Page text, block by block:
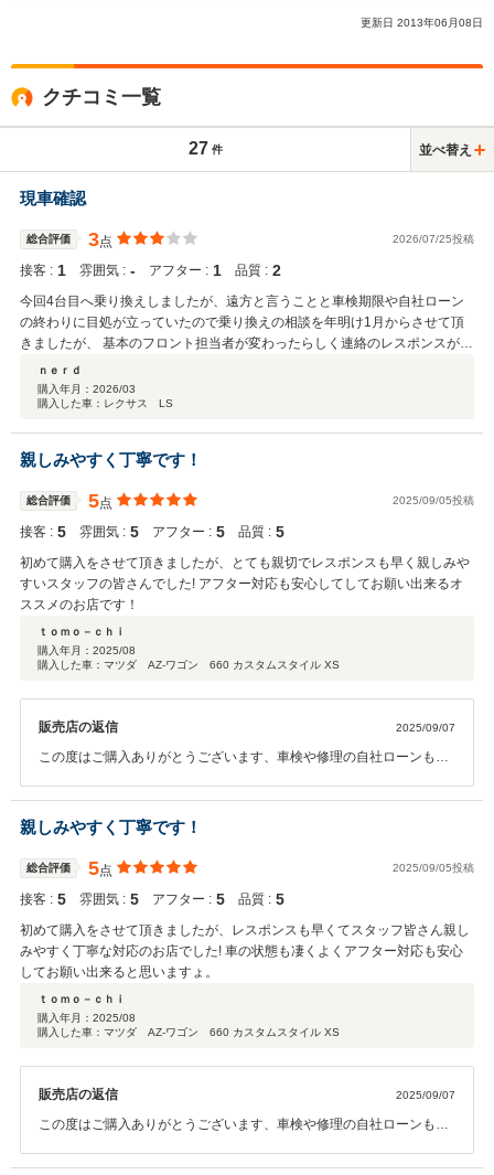
更新日 2013年06 月08日
クチコミ一覧
27 件 並べ替え
現車確認
総合評価 3点 2026/07/25投稿
接客 : 1 雰囲気 : ‐ アフター : 1 品質 : 2
今回4台目へ乗り換えしましたが、遠方と言うことと車検期限や自社ローン
の終わりに目処が立っていたので乗り換えの相談を年明け1月からさせて頂
きましたが、 基本のフロント担当者が変わったらしく連絡のレスポンスがあ
まりにも遅く、自社ローンでの金額内訳も明確に提示してほしい旨を伝えて
も手数料、分割料云々でどれがどの金額とも教えてくれず支払い回数と総額
のみ返答、挙げ句の果て契約前にこの月の1週間なら来店して乗り換え納車
れないなら陸送しますからその分の金額は後ほど。と。 結果前フロントで対
応していただいた、代表の方に直接ご連絡させていただき納車予定よりは遅
れましたが陸送費用を店舗様でご負担して頂き無事納車されました。 陸送も
弊社で陸送車持ってるからそれで陸送すると言っていたが、納車車両を1人
で乗ってきて自宅で入れ替え納車。 現車確認が容易でない遠方に住んでる方
が悪いかもしれませんが、サイドミラーの動作故障やワイパーのゴムフロン
ト2本全部千切れてるわ、エンジンルームの隙間には白骨化したコウモリみ
たいなのが挟まってるわ、サイドミラーに関しては納車2日目で気付き保証
期間内で修理するが保険会社にした周りが壊れてるから本人で連絡してレッ
カー保証使ってくれと。結局もうこちらから催促や帰ってこない返信を待つ
のにも耐えられずだがもちろん連絡はそれ以来ありません。とても全国対応
ｎｅｒｄ
購入年月： 2026/03
購入した車：レクサス LS
親しみやすく丁寧です！
総合評価 5点 2025/09/05投稿
接客 : 5 雰囲気 : 5 アフター : 5 品質 : 5
初めて購入をさせて頂きましたが、とても親切でレスポンスも早く親しみや
すいスタッフの皆さんでした! アフター対応も安心してしてお願い出来るオ
ススメのお店です！
ｔｏｍｏ－ｃｈｉ
購入年月： 2025/08
購入した車：マツダ AZ-ワゴン 660 カスタムスタイル XS
販売店の返信 2025/09/07
この度はご購入ありがとうございます、車検や修理の自社ローンもご
ますので今後ともよろしくお願いします お乗り換え保証も付いていま
すのでよろしくお願いいたします。
親しみやすく丁寧です！
総合評価 5点 2025/09/05投稿
接客 : 5 雰囲気 : 5 アフター : 5 品質 : 5
初めて購入をさせて頂きましたが、レスポンスも早くてスタッフ皆さん親し
みやすく丁寧な対応のお店でした! 車の状態も凄くよくアフター対応も安心
してお願い出来ると思いますょ。
ｔｏｍｏ－ｃｈｉ
購入年月： 2025/08
購入した車：マツダ AZ-ワゴン 660 カスタムスタイル XS
販売店の返信 2025/09/07
この度はご購入ありがとうございます、車検や修理の自社ローンもご
ますので今後ともよろしくお願いします お乗り換え保証も付いていま